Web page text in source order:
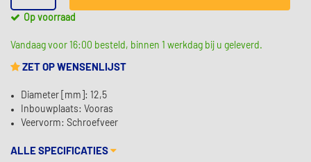
Op voorraad
Vandaag voor 16:00 besteld, binnen 1 werkdag bij u geleverd.
ZET OP WENSENLIJST
Diameter [mm]: 12,5
Inbouwplaats: Vooras
Veervorm: Schroefveer
ALLE SPECIFICATIES